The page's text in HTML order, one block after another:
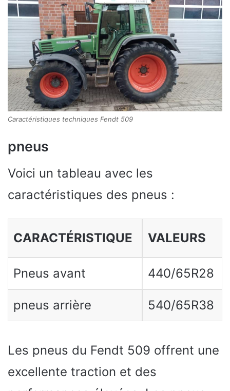
Caractéristiques techniques Fendt 509
pneus
Voici un tableau avec les
caractéristiques des pneus :
CARACTÉRISTIQUE VALEURS
Pneus avant 440/65R28
pneus arrière 540/65R38
Les pneus du Fendt 509 offrent une
excellente traction et des